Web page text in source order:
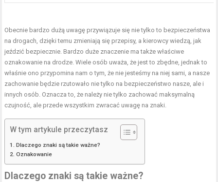
Obecnie bardzo dużą uwagę przywiązuje się nie tylko to bezpieczeństwa
na drogach, dzięki temu zmieniają się przepisy, a kierowcy wiedzą, jak
jeździć bezpiecznie. Bardzo duże znaczenie ma także właściwe
oznakowanie na drodze. Wiele osób uważa, że jest to zbędne, jednak to
właśnie ono przypomina nam o tym, że nie jesteśmy na niej sami, a nasze
zachowanie będzie rzutowało nie tylko na bezpieczeństwo nasze, ale i
innych osób. Oznacza to, że należy nie tylko zachować maksymalną
czujność, ale przede wszystkim zwracać uwagę na znaki.
W tym artykule przeczytasz
Dlaczego znaki są takie ważne?
Oznakowanie
Dlaczego znaki są takie ważne?